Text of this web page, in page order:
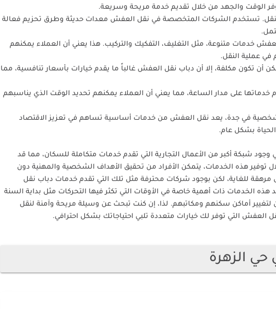
الوقت والجهد من خلال تقديم خدمة مريحة وسريعة.
تستخدم الشركات المتخصصة في نقل العفش معدات حديثة وطرق تحزيم فعالة
خدمات متنوعة، مثل التغليف، التفكيك والتركيب. هذا يعني أن العملاء يمكنهم
عملية النقل.
أن تكون مكلفة، إلا أن دباب نقل العفش غالباً ما يقدم خيارات بأسعار تنافسية، مما
على مدار الساعة، مما يعني أن العملاء يمكنهم تحديد الوقت الذي يناسبهم
في جدة، يعد نقل العفش من خدمات أساسية تساهم في تعزيز الاقتصاد
بشكل عام.
شبكة أكبر من الأعمال التجارية التي تقدم خدمات متكاملة للسكان، مما قد
توفير هذه الخدمات، يتمكن الأفراد من تحقيق الأهداف الشخصية والمهنية دون
مرهقة للغاية، لكن بوجود شركات محترفة مثل تلك التي تقدم خدمات دباب نقل
ذات أهمية خاصة في الأوقات التي تكثر فيها التحركات مثل بداية السنة
لتغيير أماكن سكنهم ومكاتبهم. لذا، إن كنت تبحث عن وسيلة مريحة وآمنة لنقل
العفش التي توفر لك خيارات متعددة تلبي احتياجاتك بشكل احترافي.
الزهرة